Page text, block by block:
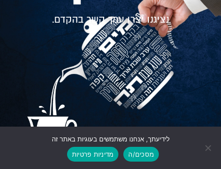
נציגנו יצרו עמך קשר בהקדם.
גלילה
לראש
לידיעתך, אנחנו משתמשים בעוגיות באתר זה
מסכים/ה
מדיניות פרטיות